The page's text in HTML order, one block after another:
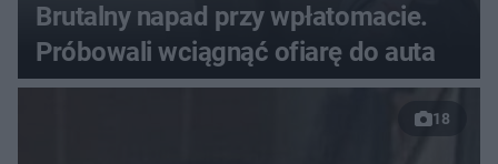
Brutalny napad przy wpłatomacie.
Próbowali wciągnąć ofiarę do auta
18